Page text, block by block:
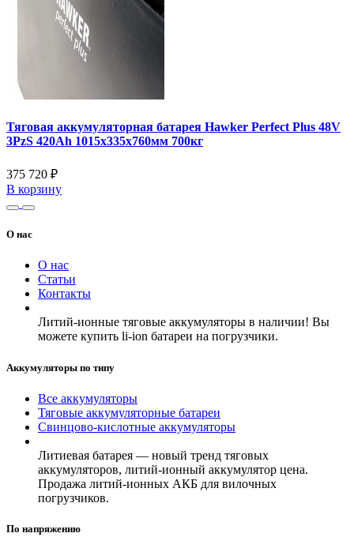
Тяговая аккумуляторная батарея Hawker Perfect Plus 48V
3PzS 420Ah 1015x335x760мм 700кг
375 720 ₽
В корзину
О нас
О нас
Статьи
Контакты
Литий-ионные тяговые аккумуляторы в наличии! Вы
можете купить li-ion батареи на погрузчики.
Аккумуляторы по типу
Все аккумуляторы
Тяговые аккумуляторные батареи
Свинцово-кислотные аккумуляторы
Литиевая батарея — новый тренд тяговых
аккумуляторов, литий-ионный аккумулятор цена.
Продажа литий-ионных АКБ для вилочных
погрузчиков.
По напряжению